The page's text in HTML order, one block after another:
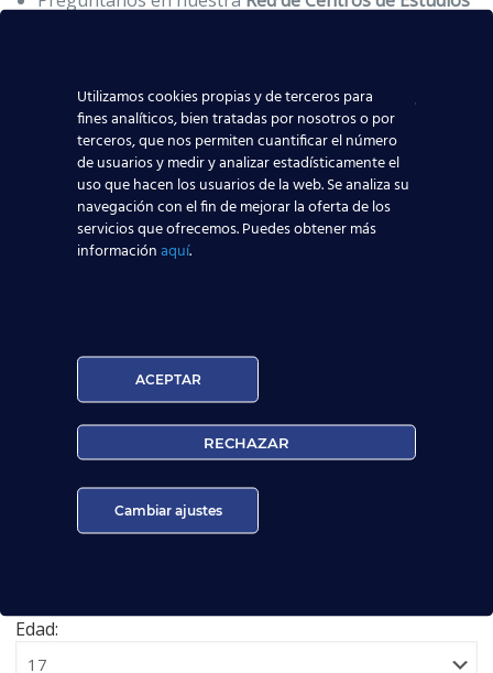
Si lo prefieres, puedes llamarnos al900 100 405
O bien por Internet mediante nuestros asesores
online:
Edad:
Utilizamos cookies propias y de terceros para
fines analíticos, bien tratadas por nosotros o por
terceros, que nos permiten cuantificar el número
de usuarios y medir y analizar estadísticamente el
uso que hacen los usuarios de la web. Se analiza su
navegación con el fin de mejorar la oferta de los
servicios que ofrecemos. Puedes obtener más
informaciónaquí.
ACEPTAR
RECHAZAR
Cambiar ajustes